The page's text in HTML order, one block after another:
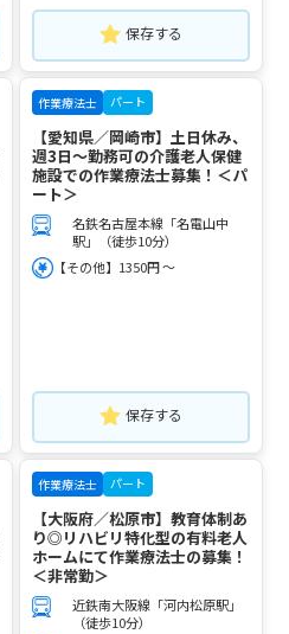
保存する
作業療法士 パート
【愛知県／岡崎市】土日休み、
週3日～勤務可の介護老人保健
施設での作業療法士募集！＜パ
ート＞
名鉄名古屋本線「名電山中
駅」（徒歩10分）
【その他】1350円 ～
保存する
作業療法士 パート
【大阪府／松原市】教育体制あ
り◎リハビリ特化型の有料老人
ホームにて作業療法士の募集！
＜非常勤＞
近鉄南大阪線「河内松原駅」
（徒歩10分）